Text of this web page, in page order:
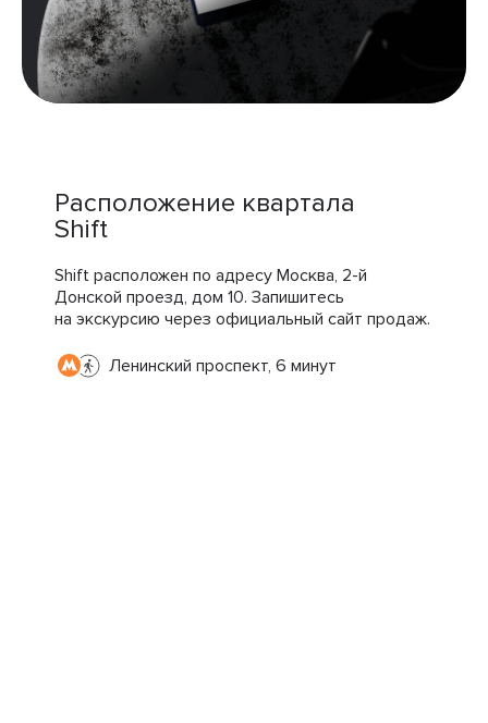
Расположение квартала
Shift
Shift расположен по адресу Москва, 2-й
Донской проезд, дом 10. Запишитесь
на экскурсию через официальный сайт продаж.
Ленинский проспект, 6 минут